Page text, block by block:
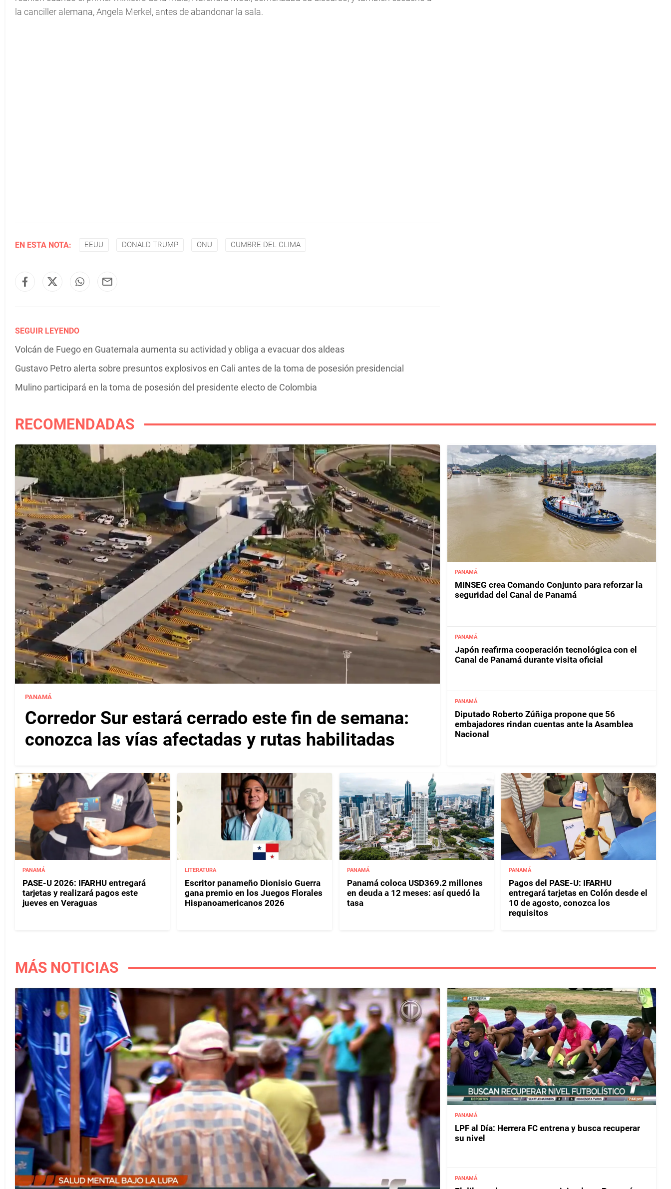
la canciller alemana, Angela Merkel, antes de abandonar la sala.
EN ESTA NOTA: EEUU DONALD TRUMP ONU CUMBRE DEL CLIMA
SEGUIR LEYENDO
Volcán de Fuego en Guatemala aumenta su actividad y obliga a evacuar dos aldeas
Gustavo Petro alerta sobre presuntos explosivos en Cali antes de la toma de posesión presidencial
Mulino participará en la toma de posesión del presidente electo de Colombia
RECOMENDADAS
PANAMÁ
Corredor Sur estará cerrado este fin de semana:
conozca las vías afectadas y rutas habilitadas
PANAMÁ
MINSEG crea Comando Conjunto para reforzar la
seguridad del Canal de Panamá
PANAMÁ
Japón reafirma cooperación tecnológica con el
Canal de Panamá durante visita oficial
PANAMÁ
Diputado Roberto Zúñiga propone que 56
embajadores rindan cuentas ante la Asamblea
Nacional
PANAMÁ
PASE-U 2026: IFARHU entregará
tarjetas y realizará pagos este
jueves en Veraguas
LITERATURA
Escritor panameño Dionisio Guerra
gana premio en los Juegos Florales
Hispanoamericanos 2026
PANAMÁ
Panamá coloca USD369.2 millones
en deuda a 12 meses: así quedó la
tasa
PANAMÁ
Pagos del PASE-U: IFARHU
entregará tarjetas en Colón desde el
10 de agosto, conozca los
requisitos
MÁS NOTICIAS
PANAMÁ
LPF al Día: Herrera FC entrena y busca recuperar
su nivel
PANAMÁ